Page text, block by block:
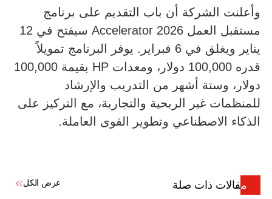
وأعلنت الشركة أن باب التقديم على برنامج
مستقبل العمل Accelerator 2026 سيفتح في 12
يناير ويغلق في 6 فبراير. يوفر البرنامج تمويلاً
قدره 100,000 دولار، ومعدات HP بقيمة 100,000
دولار، وستة أشهر من التدريب والإرشاد
للمنظمات غير الربحية والتجارية، مع التركيز على
الذكاء الاصطناعي وتطوير القوى العاملة.
مقالات ذات صلة عرض الكل